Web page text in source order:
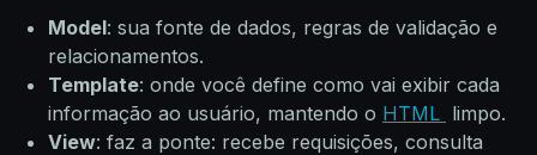
Model: sua fonte de dados, regras de validação e
relacionamentos.
Template: onde você define como vai exibir cada
informação ao usuário, mantendo o HTML limpo.
View: faz a ponte: recebe requisições, consulta